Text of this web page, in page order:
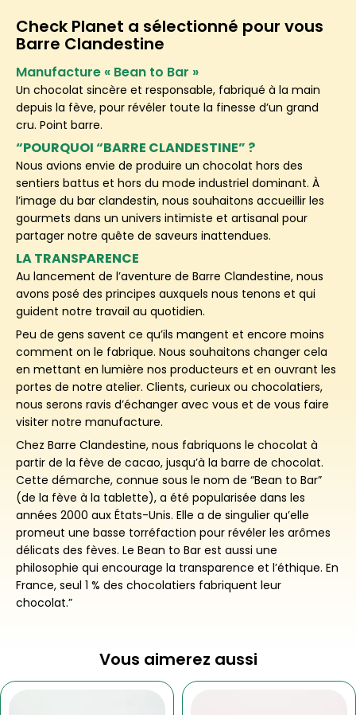
Check Planet a sélectionné pour vous
Barre Clandestine
Manufacture « Bean to Bar »
Un chocolat sincère et responsable, fabriqué à la main
depuis la fève, pour révéler toute la finesse d’un grand
cru. Point barre.
“POURQUOI “BARRE CLANDESTINE” ?
Nous avions envie de produire un chocolat hors des
sentiers battus et hors du mode industriel dominant. À
l’image du bar clandestin, nous souhaitons accueillir les
gourmets dans un univers intimiste et artisanal pour
partager notre quête de saveurs inattendues.
LA TRANSPARENCE
Au lancement de l’aventure de Barre Clandestine, nous
avons posé des principes auxquels nous tenons et qui
guident notre travail au quotidien.
Peu de gens savent ce qu’ils mangent et encore moins
comment on le fabrique. Nous souhaitons changer cela
en mettant en lumière nos producteurs et en ouvrant les
portes de notre atelier. Clients, curieux ou chocolatiers,
nous serons ravis d’échanger avec vous et de vous faire
visiter notre manufacture.
Chez Barre Clandestine, nous fabriquons le chocolat à
partir de la fève de cacao, jusqu’à la barre de chocolat.
Cette démarche, connue sous le nom de “Bean to Bar”
(de la fève à la tablette), a été popularisée dans les
années 2000 aux États-Unis. Elle a de singulier qu’elle
promeut une basse torréfaction pour révéler les arômes
délicats des fèves. Le Bean to Bar est aussi une
philosophie qui encourage la transparence et l’éthique. En
France, seul 1 % des chocolatiers fabriquent leur
chocolat.”
Vous aimerez aussi
Plage